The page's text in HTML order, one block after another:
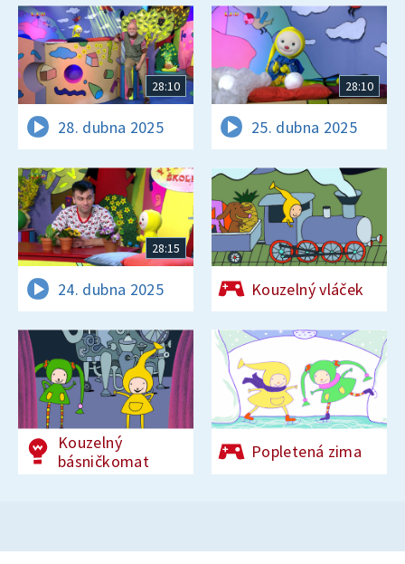
28:10
28. dubna 2025
28:10
25. dubna 2025
28:15
24. dubna 2025 Kouzelný vláček
Kouzelný
básničkomat
Popletená zima